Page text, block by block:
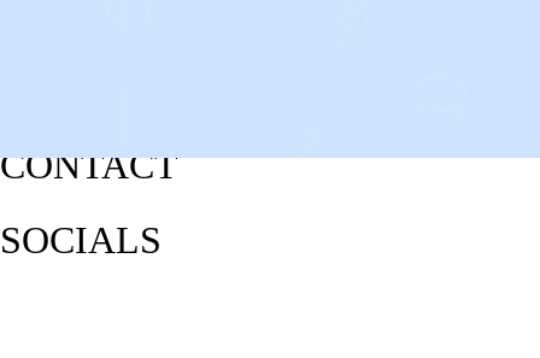
CONTACT
SOCIALS